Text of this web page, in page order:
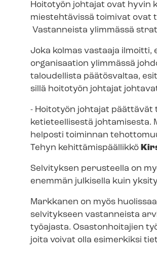
Hoitotyön johtajat ovat hyvin
mies­teh­tä­vis­sä toimivat ovat
Vastanneista ylimmässä
Joka kolmas vastaaja
organisaation ylimmässä
taloudellista päätösvaltaa,
sillä hoitotyön johtajat
- Hoitotyön johtajat päättävät
ke­tie­teel­li­ses­tä johtamisesta.
helposti toiminnan
Tehyn ke­hit­tä­mis­pääl­lik­kö
Selvityksen perusteella on
enemmän julkisella kuin
Markkanen on myös
selvitykseen vastanneista
työajasta. Osastonhoitajien
joita voivat olla esimerkiksi